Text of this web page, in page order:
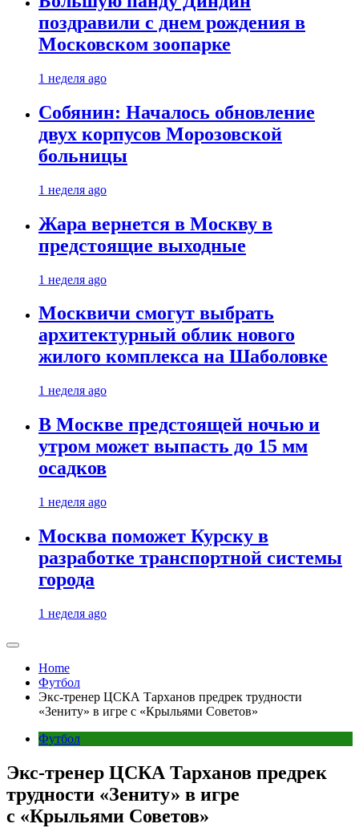
поздравили с днем рождения в
Московском зоопарке
1 неделя ago
Собянин: Началось обновление
двух корпусов Морозовской
больницы
1 неделя ago
Жара вернется в Москву в
предстоящие выходные
1 неделя ago
Москвичи смогут выбрать
архитектурный облик нового
жилого комплекса на Шаболовке
1 неделя ago
В Москве предстоящей ночью и
утром может выпасть до 15 мм
осадков
1 неделя ago
Москва поможет Курску в
разработке транспортной системы
города
1 неделя ago
Home
Футбол
Экс-тренер ЦСКА Тарханов предрек трудности
«Зениту» в игре с «Крыльями Советов»
Футбол
Экс-тренер ЦСКА Тарханов предрек
трудности «Зениту» в игре
с «Крыльями Советов»